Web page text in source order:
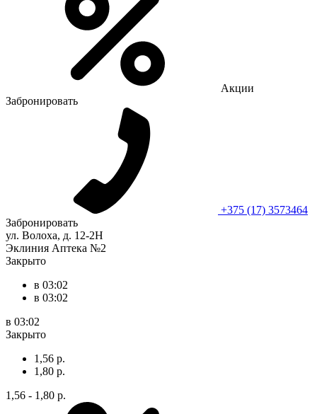
Акции
Забронировать
+375 (17) 3573464
Забронировать
ул. Волоха, д. 12-2Н
Эклиния Аптека №2
Закрыто
в 03:02
в 03:02
в 03:02
Закрыто
1,56 р.
1,80 р.
1,56 - 1,80 р.